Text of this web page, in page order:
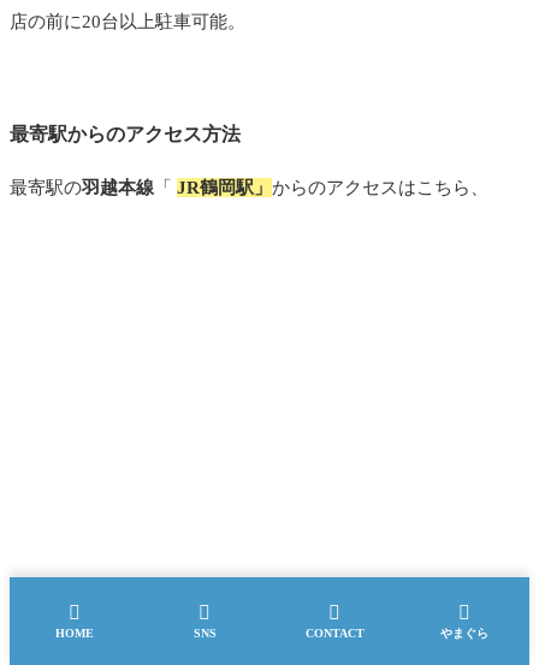
店の前に20台以上駐車可能。
最寄駅からのアクセス方法
最寄駅の羽越本線 「 JR鶴岡駅」 からのアクセスはこちら、

HOME

SNS

CONTACT

やまぐら